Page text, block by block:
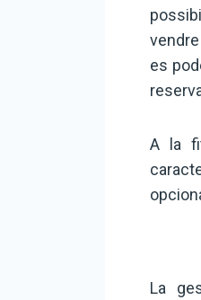
es
A la
La